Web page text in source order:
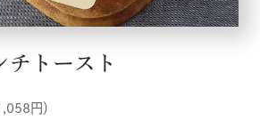
チトースト
円）